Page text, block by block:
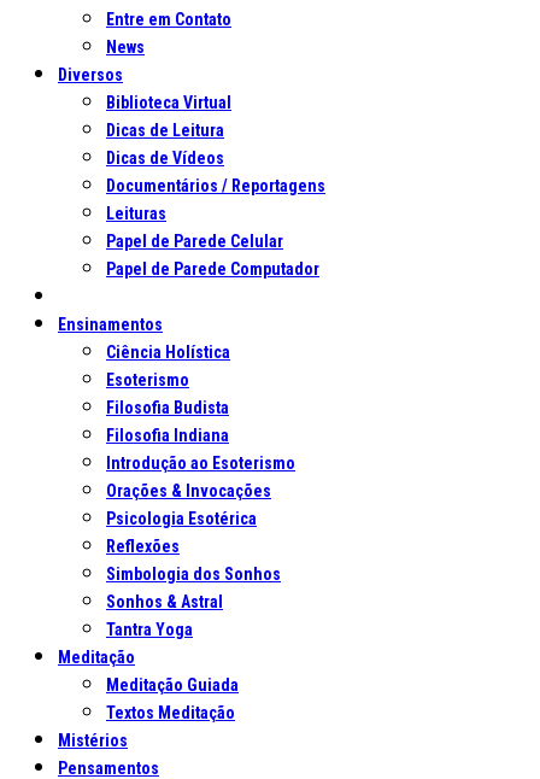
Entre em Contato
News
Diversos
Biblioteca Virtual
Dicas de Leitura
Dicas de Vídeos
Documentários / Reportagens
Leituras
Papel de Parede Celular
Papel de Parede Computador
Ensinamentos
Ciência Holística
Esoterismo
Filosofia Budista
Filosofia Indiana
Introdução ao Esoterismo
Orações & Invocações
Psicologia Esotérica
Reflexões
Simbologia dos Sonhos
Sonhos & Astral
Tantra Yoga
Meditação
Meditação Guiada
Textos Meditação
Mistérios
Pensamentos